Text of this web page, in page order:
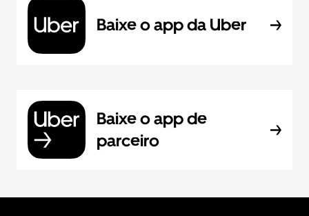
Baixe o app da Uber
Baixe o app de
parceiro